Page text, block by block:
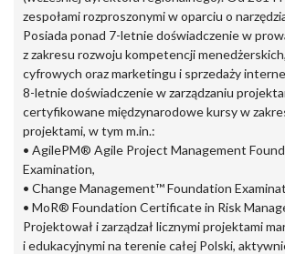
zespołami rozproszonymi w oparciu o
Posiada ponad 7-letnie doświadczenie w
z zakresu rozwoju kompetencji
cyfrowych oraz marketingu i sprzedaży
8-letnie doświadczenie w zarządzaniu
certyfikowane międzynarodowe kursy w
projektami, w tym m.in.:
• AgilePM® Agile Project Management
Examination,
• Change Management™ Foundation
• MoR® Foundation Certificate in Risk
Projektował i zarządzał licznymi projektami
i edukacyjnymi na terenie całej Polski,